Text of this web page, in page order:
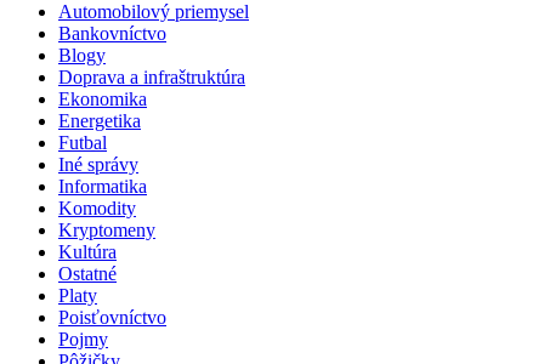
Automobilový priemysel
Bankovníctvo
Blogy
Doprava a infraštruktúra
Ekonomika
Energetika
Futbal
Iné správy
Informatika
Komodity
Kryptomeny
Kultúra
Ostatné
Platy
Poisťovníctvo
Pojmy